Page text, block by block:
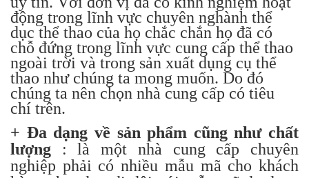
động trong lĩnh vực chuyên nghành thể
dục thể thao của họ chắc chắn họ đã có
chỗ đứng trong lĩnh vực cung cấp thể thao
ngoài trời và trong sản xuất dụng cụ thể
thao như chúng ta mong muốn. Do đó
chúng ta nên chọn nhà cung cấp có tiêu
chí trên.
+ Đa dạng về sản phẩm cũng như chất
lượng : là một nhà cung cấp chuyên
nghiệp phải có nhiều mẫu mã cho khách